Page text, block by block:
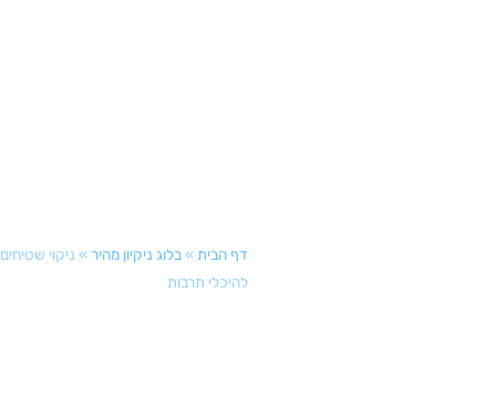
»בלוג ניקיון מהיר »ניקוי שטיחים
להיכלי תרבות